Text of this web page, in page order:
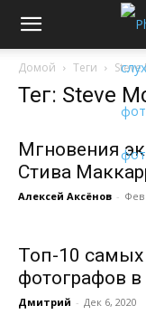
Домой Теги Steve
Тег: Steve
Мгновения
Стива
Алексей Аксёнов - Фев
Топ-10 самых
фотографов
Дмитрий - Дек 6, 2020